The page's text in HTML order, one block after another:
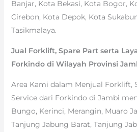
Banjar, Kota Bekasi, Kota Bogor,
Cirebon, Kota Depok, Kota
Tasikmalaya.
Jual Forklift, Spare Part serta
Forkindo di Wilayah Provinsi
Area Kami dalam Menjual Forklift,
Service dari Forkindo di Jambi
Bungo, Kerinci, Merangin, Muaro
Tanjung Jabung Barat, Tanjung